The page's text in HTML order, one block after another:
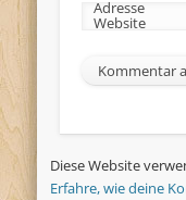
Adresse
Website
Diese Website
Erfahre, wie deine